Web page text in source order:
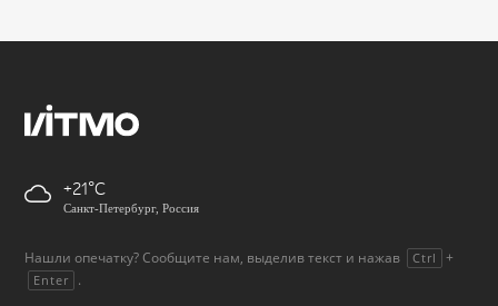
+21
Санкт-Петербург, Россия
Нашли опечатку? Сообщите нам, выделив текст и нажав Ctrl +
Enter .